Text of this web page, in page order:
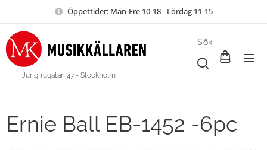
Öppettider: Mån-Fre 10-18 - Lördag 11-15
Jungfrugatan 47 - Stockholm
Sök
Ernie Ball EB-1452 -6pc